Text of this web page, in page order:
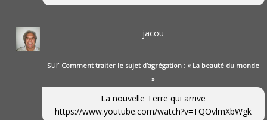
jacou
sur Comment traiter le sujet d’agrégation : « La beauté du monde
»
La nouvelle Terre qui arrive
https://www.youtube.com/watch?v=TQOvlmXbWgk